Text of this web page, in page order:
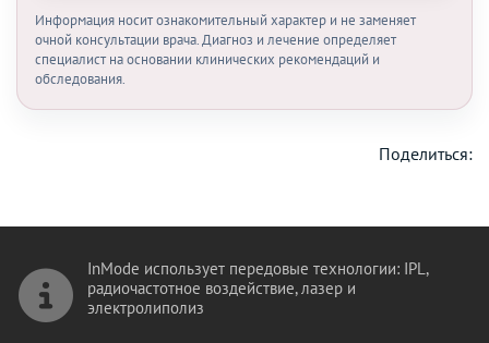
Информация носит ознакомительный характер и не заменяет
очной консультации врача. Диагноз и лечение определяет
специалист на основании клинических рекомендаций и
обследования.
Поделиться:
InMode использует передовые технологии: IPL,
радиочастотное воздействие, лазер и
электролиполиз